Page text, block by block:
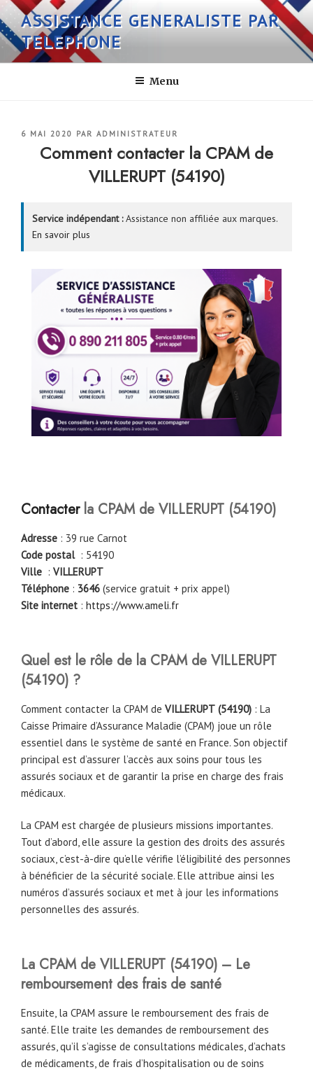
Aller
au
contenu
principal
ASSISTANCE GENERALISTE PAR
TELEPHONE
Menu
PUBLIÉ
6 MAI 2020 PAR ADMINISTRATEUR
Comment contacter la CPAM de
VILLERUPT (54190)
Service indépendant :Assistance non affiliée aux marques.
En savoir plus
Contacterla CPAM de VILLERUPT (54190)
Adresse : 39 rue Carnot
Code postal: 54190
Ville : VILLERUPT
Téléphone : 3646 (service gratuit + prix appel)
Site internet : https://www.ameli.fr
Quel est le rôle de la CPAM de VILLERUPT
(54190) ?
Comment contacter la CPAM de VILLERUPT (54190) : La
Caisse Primaire d’Assurance Maladie (CPAM) joue un rôle
essentiel dans le système de santé en France. Son objectif
principal est d’assurer l’accès aux soins pour tous les
assurés sociaux et de garantir la prise en charge des frais
médicaux.
La CPAM est chargée de plusieurs missions importantes.
Tout d’abord, elle assure la gestion des droits des assurés
sociaux, c’est-à-dire qu’elle vérifie l’éligibilité des personnes
à bénéficier de la sécurité sociale. Elle attribue ainsi les
numéros d’assurés sociaux et met à jour les informations
personnelles des assurés.
La CPAM de VILLERUPT (54190) – Le
remboursement des frais de santé
Ensuite, la CPAM assure le remboursement des frais de
santé. Elle traite les demandes de remboursement des
assurés, qu’il s’agisse de consultations médicales, d’achats
de médicaments, de frais d’hospitalisation ou de soins